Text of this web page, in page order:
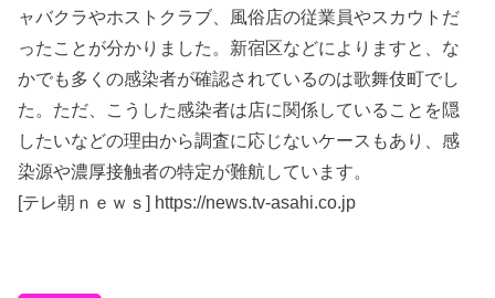
ャバクラやホストクラブ、風俗店の従業員やスカウトだ
ったことが分かりました。新宿区などによりますと、な
かでも多くの感染者が確認されているのは歌舞伎町でし
た。ただ、こうした感染者は店に関係していることを隠
したいなどの理由から調査に応じないケースもあり、感
染源や濃厚接触者の特定が難航しています。
[テレ朝ｎｅｗｓ] https://news.tv-asahi.co.jp